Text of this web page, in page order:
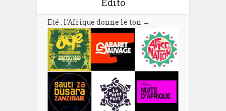
Edito
Eté : l’Afrique donne le ton →